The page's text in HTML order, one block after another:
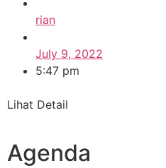
rian
July 9, 2022
5:47 pm
Lihat Detail
Agenda